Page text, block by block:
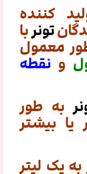
کننده
تونربا
معمول
و نقطه
به طور
بیشتر
یک لیتر